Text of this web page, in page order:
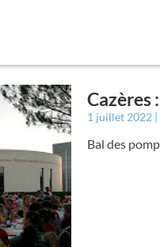
Cazères
1 juillet 2022
Bal des